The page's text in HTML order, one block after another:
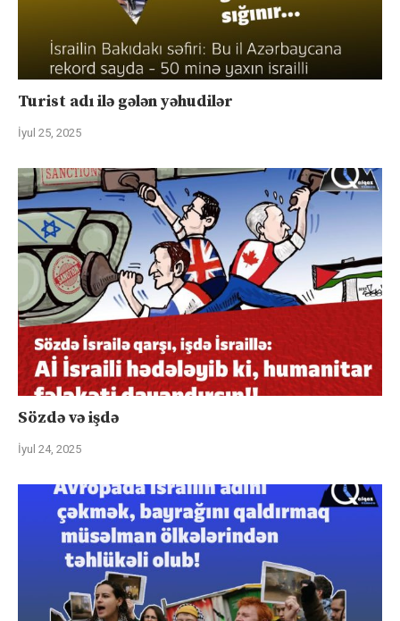
Turist adı ilə gələn yəhudilər
İyul 25, 2025
Sözdə və işdə
İyul 24, 2025